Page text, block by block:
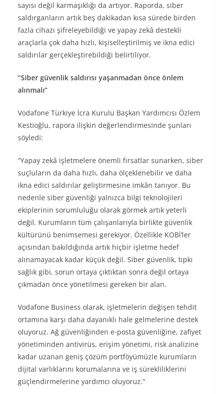
sayısı değil karmaşıklığı da artıyor. Raporda, siber
saldırganların artık beş dakikadan kısa sürede birden
fazla cihazı şifreleyebildiği ve yapay zekâ destekli
araçlarla çok daha hızlı, kişiselleştirilmiş ve ikna edici
saldırılar gerçekleştirebildiği belirtiliyor.
“Siber güvenlik saldırısı yaşanmadan önce önlem
alınmalı”
Vodafone Türkiye İcra Kurulu Başkan Yardımcısı Özlem
Kestioğlu, rapora ilişkin değerlendirmesinde şunları
söyledi:
“Yapay zekâ işletmelere önemli fırsatlar sunarken, siber
suçluların da daha hızlı, daha ölçeklenebilir ve daha
ikna edici saldırılar geliştirmesine imkân tanıyor. Bu
nedenle siber güvenliği yalnızca bilgi teknolojileri
ekiplerinin sorumluluğu olarak görmek artık yeterli
değil. Kurumların tüm çalışanlarıyla birlikte güvenlik
kültürünü benimsemesi gerekiyor. Özellikle KOBİ’ler
açısından bakıldığında artık hiçbir işletme hedef
alınamayacak kadar küçük değil. Siber güvenlik, tıpkı
sağlık gibi, sorun ortaya çıktıktan sonra değil ortaya
çıkmadan önce yönetilmesi gereken bir alan.
Vodafone Business olarak, işletmelerin değişen tehdit
ortamına karşı daha dayanıklı hale gelmelerine destek
oluyoruz. Ağ güvenliğinden e-posta güvenliğine, zafiyet
yönetiminden antivirüs, erişim yönetimi, risk analizine
kadar uzanan geniş çözüm portföyümüzle kurumların
dijital varlıklarını korumalarına ve iş sürekliliklerini
güçlendirmelerine yardımcı oluyoruz.”